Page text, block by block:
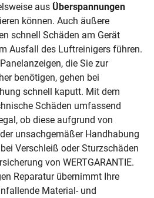
aus Überspannungen
können. Auch äußere
schnell Schäden am Gerät
Ausfall des Luftreinigers führen.
die Sie zur
benötigen, gehen bei
schnell kaputt. Mit dem
Schäden umfassend
ob diese aufgrund von
unsachgemäßer Handhabung
Verschleiß oder Sturzschäden
von WERTGARANTIE.
Reparatur übernimmt Ihre
Material- und